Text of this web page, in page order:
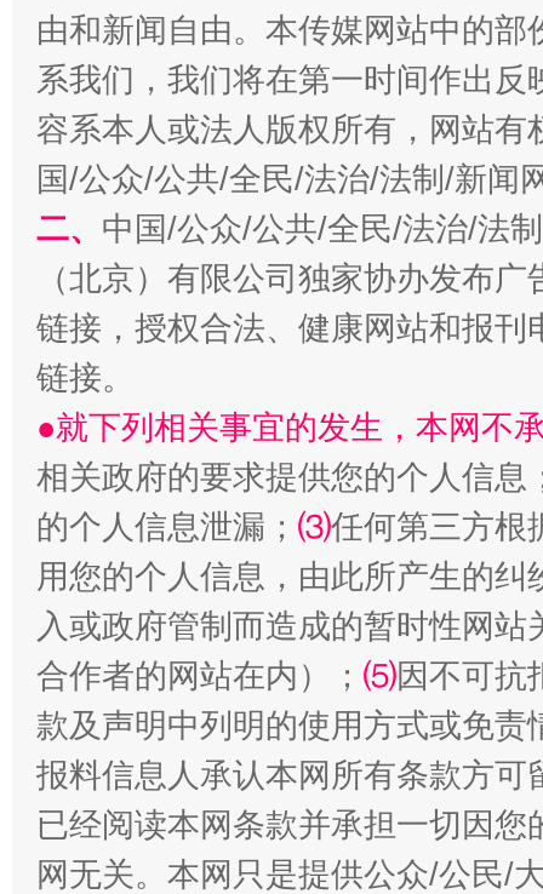
习近平的博鳌关键词
魏明亮
“刷贴”乱象丛生
生
由和新闻自由。本传媒网站中的
系我们，我们将在第一时间作出
容系本人或法人版权所有，网站
国/公众/公共/全民/法治/法制/新闻
二、 中国/公众/公共/全民/法治/法
（北京）有限公司独家协办发布
链接，授权合法、健康网站和报
链接。
●就下列相关事宜的发生，本网不
相关政府的要求提供您的个人信息
的个人信息泄漏； ⑶任何第三方根
用您的个人信息，由此所产生的纠
入或政府管制而造成的暂时性网
合作者的网站在内）； ⑸因不可抗
款及声明中列明的使用方式或免责
报料信息人承认本网所有条款方
已经阅读本网条款并承担一切因
网无关。本网只是提供公众/公民/